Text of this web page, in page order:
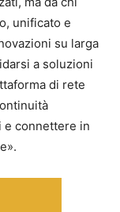
unificato e
su larga
a soluzioni
di rete
e connettere in